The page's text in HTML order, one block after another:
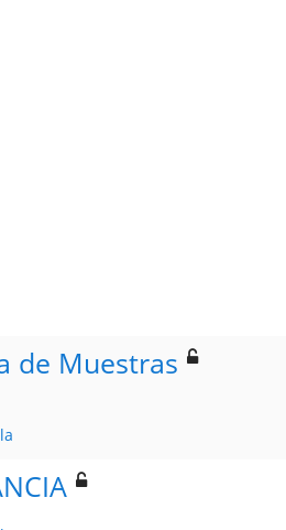
de Muestras